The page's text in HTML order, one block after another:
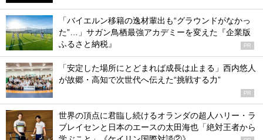
「バイエルン移籍の逸材輩出も“グラウンドがなかっ
た”…」サガン鳥栖最強アカデミーを変えた『企業版
ふるさと納税』
PR
「安定した場所にとどまれば成長は止まる」西内悠人
が故郷・高知で次世代へ伝えた“挑戦する力”
PR
世界の頂点に君臨し続けるオランダの超人ハリー・ラ
ブレイセンと日本のエースの太田海也「絶対王者から